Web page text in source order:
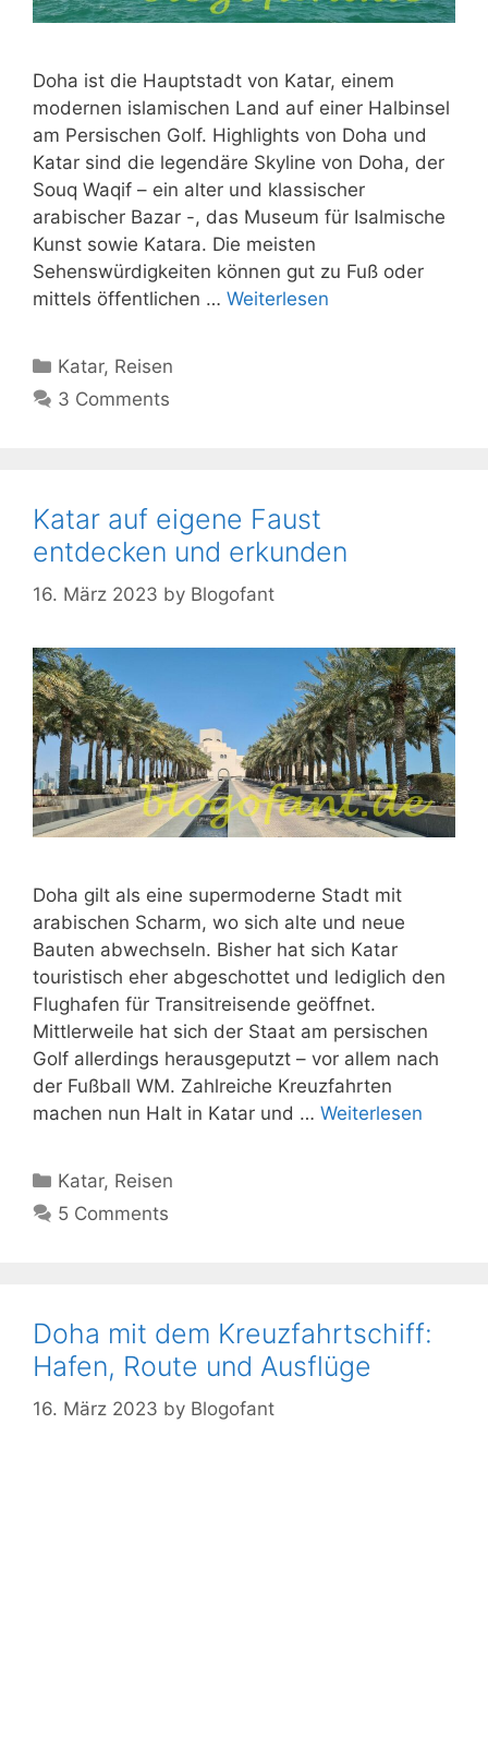
Doha ist die Hauptstadt von Katar, einem
modernen islamischen Land auf einer Halbinsel
am Persischen Golf. Highlights von Doha und
Katar sind die legendäre Skyline von Doha, der
Souq Waqif – ein alter und klassischer
arabischer Bazar -, das Museum für Isalmische
Kunst sowie Katara. Die meisten
Sehenswürdigkeiten können gut zu Fuß oder
mittels öffentlichen … Weiterlesen
Kategorien
Katar, Reisen
3 Comments
Katar auf eigene Faust
entdecken und erkunden
16. März 2023 by Blogofant
Doha gilt als eine supermoderne Stadt mit
arabischen Scharm, wo sich alte und neue
Bauten abwechseln. Bisher hat sich Katar
touristisch eher abgeschottet und lediglich den
Flughafen für Transitreisende geöffnet.
Mittlerweile hat sich der Staat am persischen
Golf allerdings herausgeputzt – vor allem nach
der Fußball WM. Zahlreiche Kreuzfahrten
machen nun Halt in Katar und … Weiterlesen
Kategorien
Katar, Reisen
5 Comments
Doha mit dem Kreuzfahrtschiff:
Hafen, Route und Ausflüge
16. März 2023 by Blogofant